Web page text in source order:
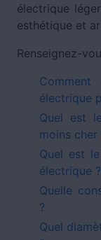
électrique
esthétique et
Renseignez-
électrique
Quel est
moins cher
Quel est
électrique ?
Quelle
?
Quel